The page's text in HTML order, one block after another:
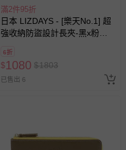
滿2件95折
日本 LIZDAYS - [樂天No.1] 超
強收納防盜設計長夾-黑x粉
6折
$1080 $1803
已售出 6